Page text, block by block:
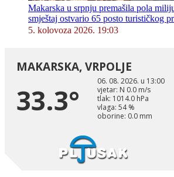
Makarska u srpnju premašila pola
smještaj ostvario 65 posto turističkog
5. kolovoza 2026. 19:03